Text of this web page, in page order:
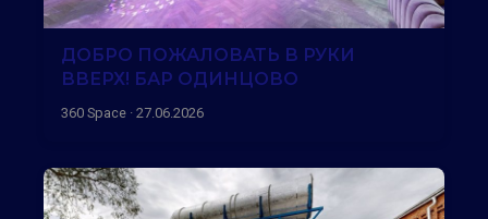
ДОБРО ПОЖАЛОВАТЬ В РУКИ
ВВЕРХ! БАР ОДИНЦОВО
360 Space · 27.06.2026